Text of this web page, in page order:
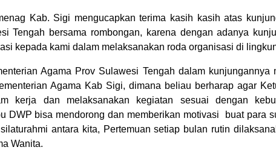
Kab. Sigi mengucapkan terima kasih kasih atas
Tengah bersama rombongan, karena dengan adanya
kepada kami dalam melaksanakan roda organisasi di
Agama Prov Sulawesi Tengah dalam
Agama Kab Sigi, dimana beliau berharap agar
kerja dan melaksanakan kegiatan sesuai dengan
DWP bisa mendorong dan memberikan motivasi buat para
antara kita, Pertemuan setiap bulan rutin
Wanita.